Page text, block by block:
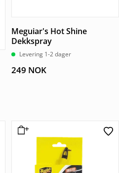
Meguiar's Hot Shine
Dekkspray
Levering 1-2 dager
249 NOK